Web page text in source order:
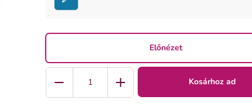
Előnézet
Kosárhoz ad